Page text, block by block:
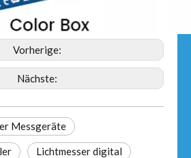
Vorherige:
Nächste:
Messgeräte
Lichtmesser digital